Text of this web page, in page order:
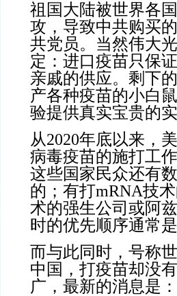
祖国大陆被世界各
攻，导致中共购买
共党员。当然伟大
定：进口疫苗只保
亲戚的供应。剩下
产各种疫苗的小白
验提供真实宝贵的实
从2020年底以来，
病毒疫苗的施打工
这些国家民众还有
的；有打mRNA技
术的强生公司或阿
时的优先顺序通常
而与此同时，号称
中国，打疫苗却没
广，最新的消息是